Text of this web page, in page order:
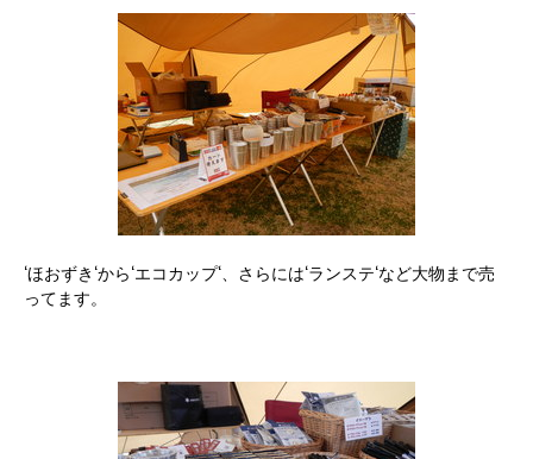
‘ほおずき‘から‘エコカップ‘、さらには‘ランステ‘など大物まで売
ってます。